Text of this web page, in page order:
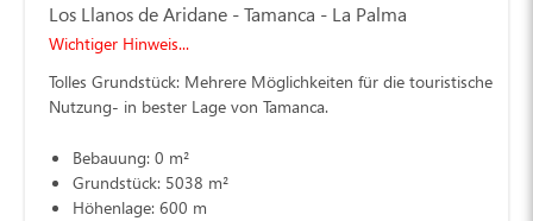
Los Llanos de Aridane - Tamanca - La Palma
Wichtiger Hinweis...
Tolles Grundstück: Mehrere Möglichkeiten für die touristische
Nutzung- in bester Lage von Tamanca.
Bebauung: 0 m²
Grundstück: 5038 m²
Höhenlage: 600 m